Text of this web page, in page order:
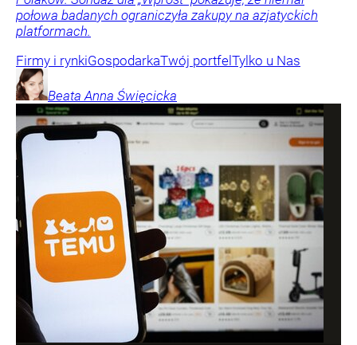
połowa badanych ograniczyła zakupy na azjatyckich
platformach.
Firmy i rynkiGospodarkaTwój portfel Tylko u Nas
Beata Anna Święcicka